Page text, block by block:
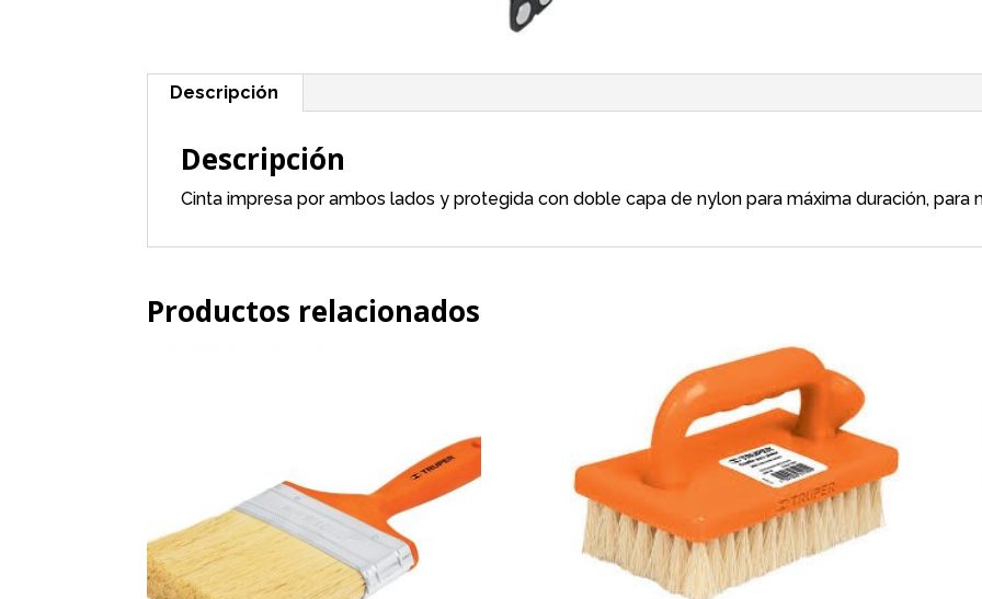
Descripción
Descripción
Cinta impresa por ambos lados y protegida con doble capa de nylon para máxima duración, para
Productos relacionados